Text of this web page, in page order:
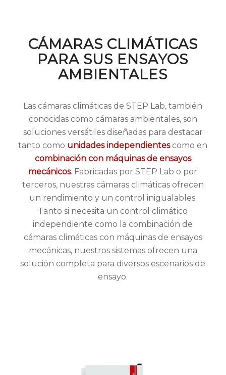
CÁMARAS CLIMÁTICAS
PARA SUS ENSAYOS
AMBIENTALES
Las cámaras climáticas de STEP Lab, también
conocidas como cámaras ambientales, son
soluciones versátiles diseñadas para destacar
tanto como unidades independientes como en
combinación con máquinas de ensayos
mecánicos. Fabricadas por STEP Lab o por
terceros, nuestras cámaras climáticas ofrecen
un rendimiento y un control inigualables.
Tanto si necesita un control climático
independiente como la combinación de
cámaras climáticas con máquinas de ensayos
mecánicas, nuestros sistemas ofrecen una
solución completa para diversos escenarios de
ensayo.